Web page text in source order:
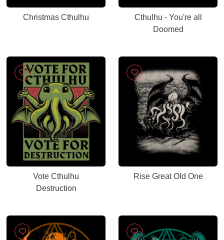
Christmas Cthulhu
Cthulhu - You're all
Doomed
Vote Cthulhu
Destruction
Rise Great Old One